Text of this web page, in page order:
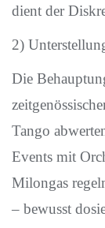
dient der
2)
Die
Tango
Events mit
Milongas
– bewusst